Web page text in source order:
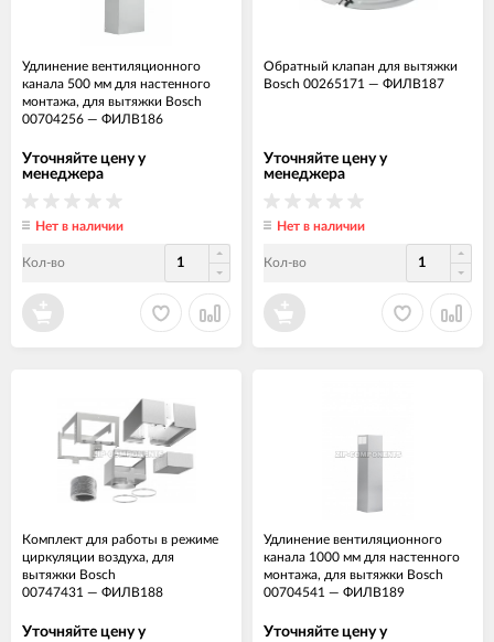
Удлинение вентиляционного
канала 500 мм для настенного
монтажа, для вытяжки Bosch
00704256 — ФИЛВ186
Уточняйте цену у
менеджера
Нет в наличии
Кол-во
Обратный клапан для вытяжки
Bosch 00265171 — ФИЛВ187
Уточняйте цену у
менеджера
Нет в наличии
Кол-во
Комплект для работы в режиме
циркуляции воздуха, для
вытяжки Bosch
00747431 — ФИЛВ188
Уточняйте цену у
Удлинение вентиляционного
канала 1000 мм для настенного
монтажа, для вытяжки Bosch
00704541 — ФИЛВ189
Уточняйте цену у